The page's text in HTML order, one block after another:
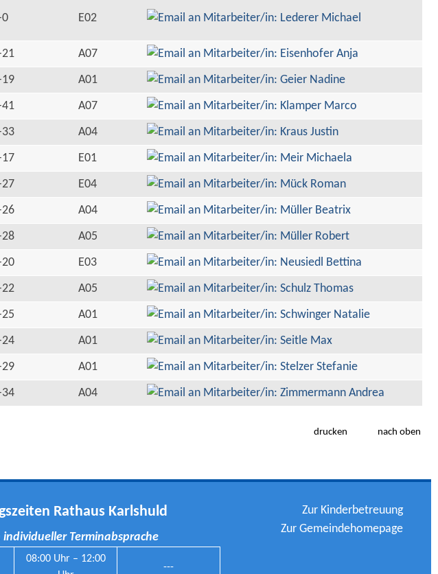
E02
A07
A01
A07
A04
E01
E04
A04
A05
E03
A05
A01
A01
A01
A04
drucken nach oben
Rathaus Karlshuld
individueller Terminabsprache
08:00 Uhr – 12:00
---
Zur Kinderbetreuung
Zur Gemeindehomepage